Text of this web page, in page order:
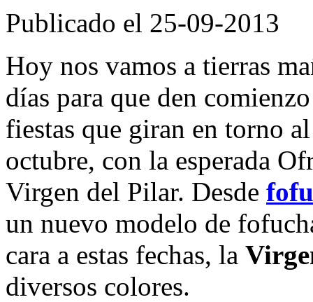
Publicado el 25-09-2013
Hoy nos vamos a tierras
días para que den
fiestas que giran en torno
octubre, con la esperada
Virgen del Pilar. Desde
un nuevo modelo de
cara a estas fechas, la
diversos colores.